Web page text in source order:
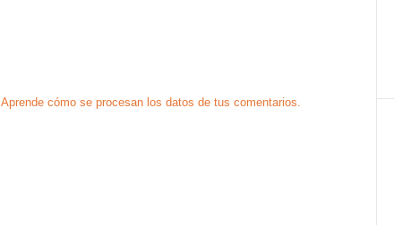
Aprende cómo se procesan los datos de tus comentarios.